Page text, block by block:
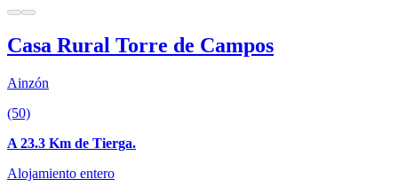
Casa Rural Torre de Campos
Ainzón
(50)
A 23.3 Km de Tierga.
Alojamiento entero